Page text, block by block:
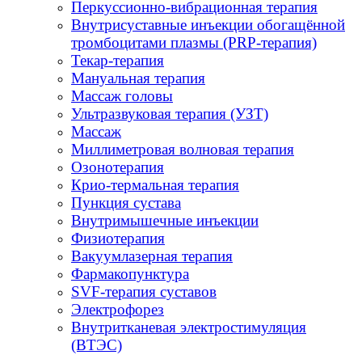
Перкуссионно-вибрационная терапия
Внутрисуставные инъекции обогащённой
тромбоцитами плазмы (PRP-терапия)
Текар-терапия
Мануальная терапия
Массаж головы
Ультразвуковая терапия (УЗТ)
Массаж
Миллиметровая волновая терапия
Озонотерапия
Крио-термальная терапия
Пункция сустава
Внутримышечные инъекции
Физиотерапия
Вакуумлазерная терапия
Фармакопунктура
SVF-терапия суставов
Электрофорез
Внутритканевая электростимуляция
(ВТЭС)